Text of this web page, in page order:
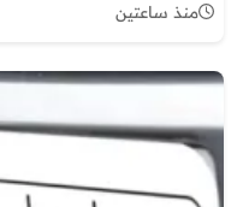
منذ ساعتين